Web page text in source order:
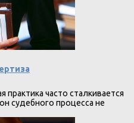
часто сталкивается
судебного процесса не